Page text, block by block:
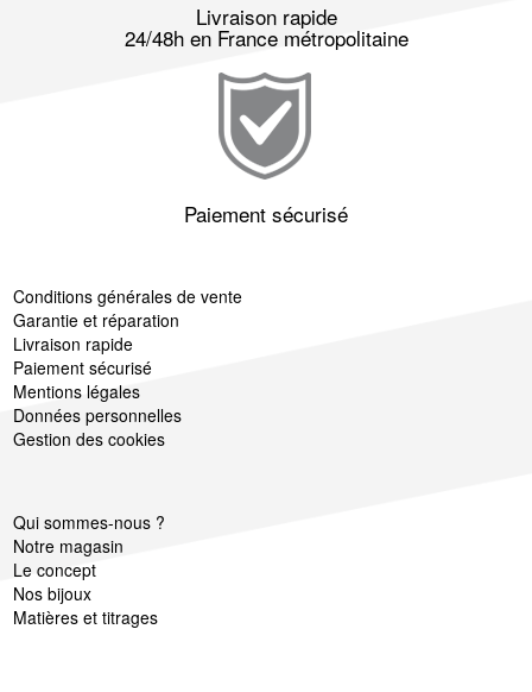
Livraison rapide
24/48h en France métropolitaine
Paiement sécurisé
Conditions générales de vente
Garantie et réparation
Livraison rapide
Paiement sécurisé
Mentions légales
Données personnelles
Gestion des cookies
Qui sommes-nous ?
Notre magasin
Le concept
Nos bijoux
Matières et titrages